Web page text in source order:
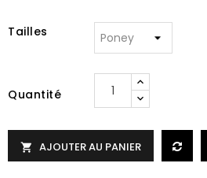
Tailles
Quantité
 AJOUTER AU PANIER